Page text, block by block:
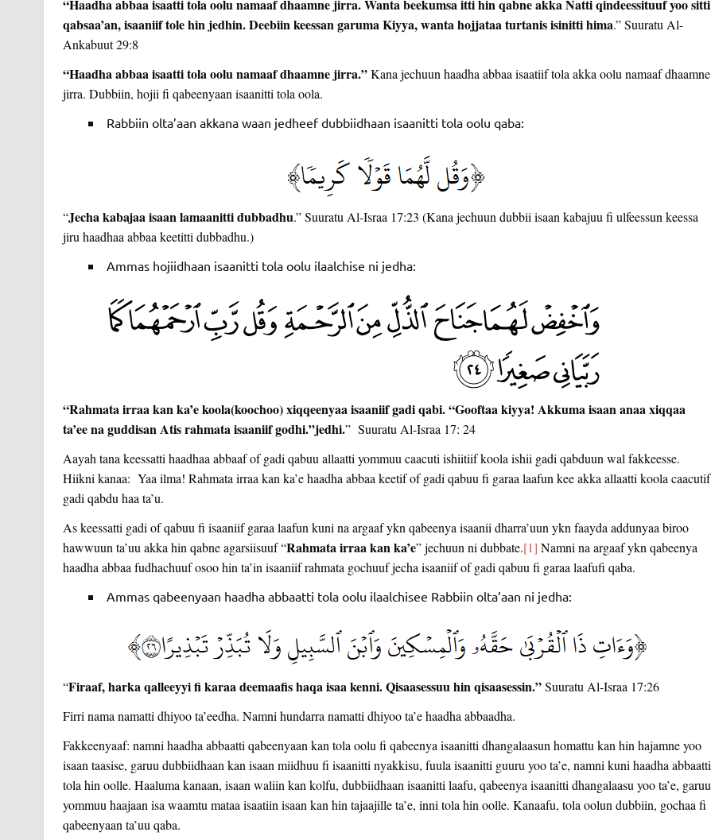
“Haadha abbaa isaatti tola oolu namaaf dhaamne jirra. Wanta beekumsa itti hin qabne akka Natti qindeessituuf yoo sitti
qabsaa’an, isaaniif tole hin jedhin. Deebiin keessan garuma Kiyya, wanta hojjataa turtanis isinitti hima.” Suuratu Al-
Ankabuut 29:8
“Haadha abbaa isaatti tola oolu namaaf dhaamne jirra.”Kana jechuun haadha abbaa isaatiif tola akka oolu namaaf dhaamne
jirra. Dubbiin, hojii fi qabeenyaan isaanitti tola oola.
Rabbiin olta’aan akkana waan jedheef dubbiidhaan isaanitti tola oolu qaba:
“Jecha kabajaa isaan lamaanitti dubbadhu.” Suuratu Al-Israa 17:23 (Kana jechuun dubbii isaan kabajuu fi ulfeessun keessa
jiru haadhaa abbaa keetitti dubbadhu.)
Ammas hojiidhaan isaanitti tola oolu ilaalchise ni jedha:
“Rahmata irraa kan ka’e koola(koochoo) xiqqeenyaa isaaniif gadi qabi. “Gooftaa kiyya! Akkuma isaan anaa xiqqaa
ta’ee na guddisan Atis rahmata isaaniif godhi.”jedhi.” Suuratu Al-Israa 17: 24
Aayah tana keessatti haadhaa abbaaf of gadi qabuu allaatti yommuu caacuti ishiitiif koola ishii gadi qabduun wal fakkeesse.
Hiikni kanaa: Yaa ilma! Rahmata irraa kan ka’e haadha abbaa keetif of gadi qabuu fi garaa laafun kee akka allaatti koola caacutif
gadi qabdu haa ta’u.
As keessatti gadi of qabuu fi isaaniif garaa laafun kuni na argaaf ykn qabeenya isaanii dharra’uun ykn faayda addunyaa biroo
hawwuun ta’uu akka hin qabne agarsiisuuf “Rahmata irraa kan ka’e” jechuun ni dubbate.[1] Namni na argaaf ykn qabeenya
haadha abbaa fudhachuuf osoo hin ta’in isaaniif rahmata gochuuf jecha isaaniif of gadi qabuu fi garaa laafufi qaba.
Ammas qabeenyaan haadha abbaatti tola oolu ilaalchisee Rabbiin olta’aan ni jedha:
“Firaaf, harka qalleeyyi fi karaa deemaafis haqa isaa kenni. Qisaasessuu hin qisaasessin.”Suuratu Al-Israa 17:26
Firri nama namatti dhiyoo ta’eedha. Namni hundarra namatti dhiyoo ta’e haadha abbaadha.
Fakkeenyaaf: namni haadha abbaatti qabeenyaan kan tola oolu fi qabeenya isaanitti dhangalaasun homattu kan hin hajamne yoo
isaan taasise, garuu dubbiidhaan kan isaan miidhuu fi isaanitti nyakkisu, fuula isaanitti guuru yoo ta’e, namni kuni haadha abbaatti
tola hin oolle. Haaluma kanaan, isaan waliin kan kolfu, dubbiidhaan isaanitti laafu, qabeenya isaanitti dhangalaasu yoo ta’e, garuu
yommuu haajaan isa waamtu mataa isaatiin isaan kan hin tajaajille ta’e, inni tola hin oolle. Kanaafu, tola oolun dubbiin, gochaa fi
qabeenyaan ta’uu qaba.